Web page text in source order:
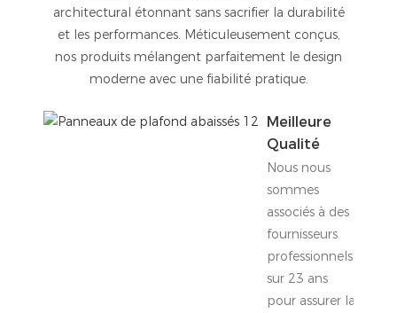
architectural étonnant sans sacrifier la durabilité
et les performances. Méticuleusement conçus,
nos produits mélangent parfaitement le design
moderne avec une fiabilité pratique.
Meilleure
Qualité
Nous nous
sommes
associés à des
fournisseurs
professionnels
sur 23 ans
pour assurer la